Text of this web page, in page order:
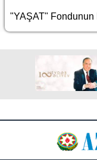
"YAŞAT" Fondunun